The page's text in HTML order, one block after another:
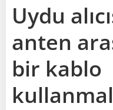
Uydu
anten
bir kablo